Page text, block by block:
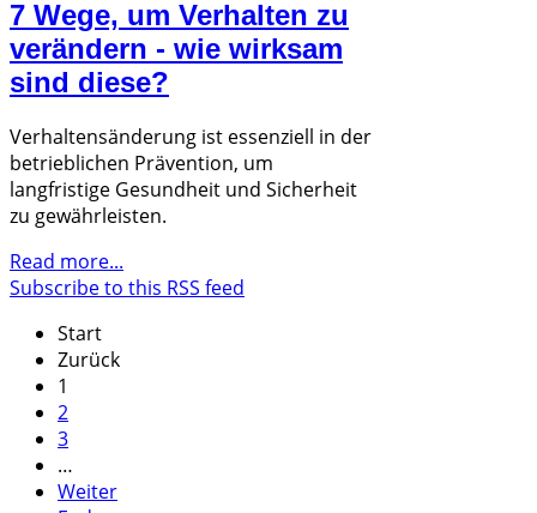
7 Wege, um Verhalten zu
verändern - wie wirksam
sind diese?
Verhaltensänderung ist essenziell in der
betrieblichen Prävention, um
langfristige Gesundheit und Sicherheit
zu gewährleisten.
Read more...
Subscribe to this RSS feed
Start
Zurück
1
2
3
…
Weiter